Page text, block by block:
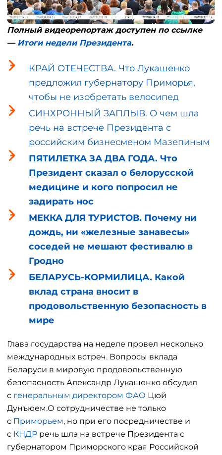
Полный видеорепортаж доступен по ссылке
— Итоги недели Президента.
КРАЙ ОТЕЧЕСТВА. Что Лукашенко
предложил губернатору Приморья,
чтобы не изобретать велосипед
СИНХРОННЫЙ ЗАПЛЫВ. О чем шла
речь на встрече Президента с
российским бизнесменом Мазепиным
ПЯТИЛЕТКА ЗА ДВА ГОДА. Что
Президент сказал о белорусской
медицине и кого попросил не
задирать нос
МЕККА ДЛЯ ТУРИСТОВ. Почему ни
дождь, ни «железные занавесы»
соседей не мешают фестивалю в
Гродно
БЕЛАРУСЬ-КОРМИЛИЦА. Какой
вклад страна вносит в
продовольственную безопасность в
мире
Глава государства на неделе провел несколько
международных встреч. Вопросы вклада
Беларуси в мировую продовольственную
безопасность Александр Лукашенко обсудил
с генеральным директором ФАО Цюй
Дунъюем.О сотрудничестве не только
с Приморьем, но при его посредничестве и
с КНДР речь шла на встрече Президента с
губернатором Приморского края Российской